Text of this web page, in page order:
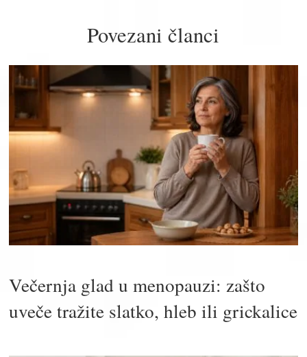
Povezani članci
Večernja glad u menopauzi: zašto
uveče tražite slatko, hleb ili grickalice